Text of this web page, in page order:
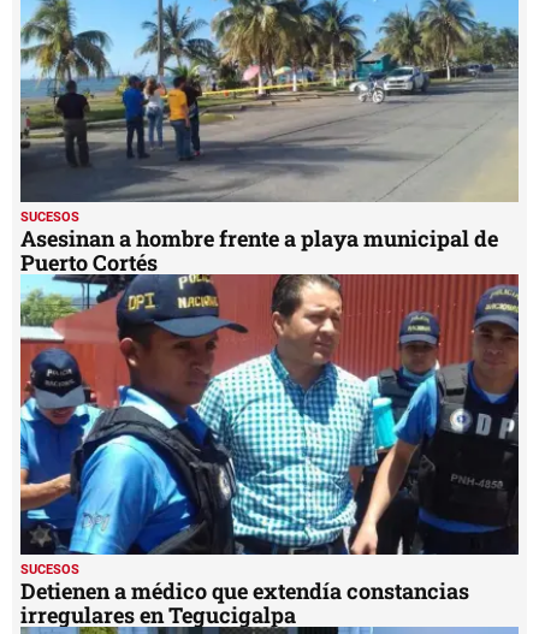
SUCESOS
Asesinan a hombre frente a playa municipal de
Puerto Cortés
SUCESOS
Detienen a médico que extendía constancias
irregulares en Tegucigalpa